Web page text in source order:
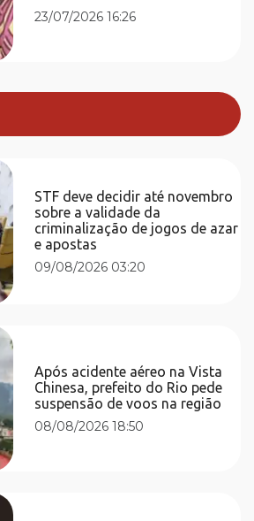
23/07/2026 16:26
STF deve decidir até novembro
sobre a validade da
criminalização de jogos de azar
e apostas
09/08/2026 03:20
Após acidente aéreo na Vista
Chinesa, prefeito do Rio pede
suspensão de voos na região
08/08/2026 18:50